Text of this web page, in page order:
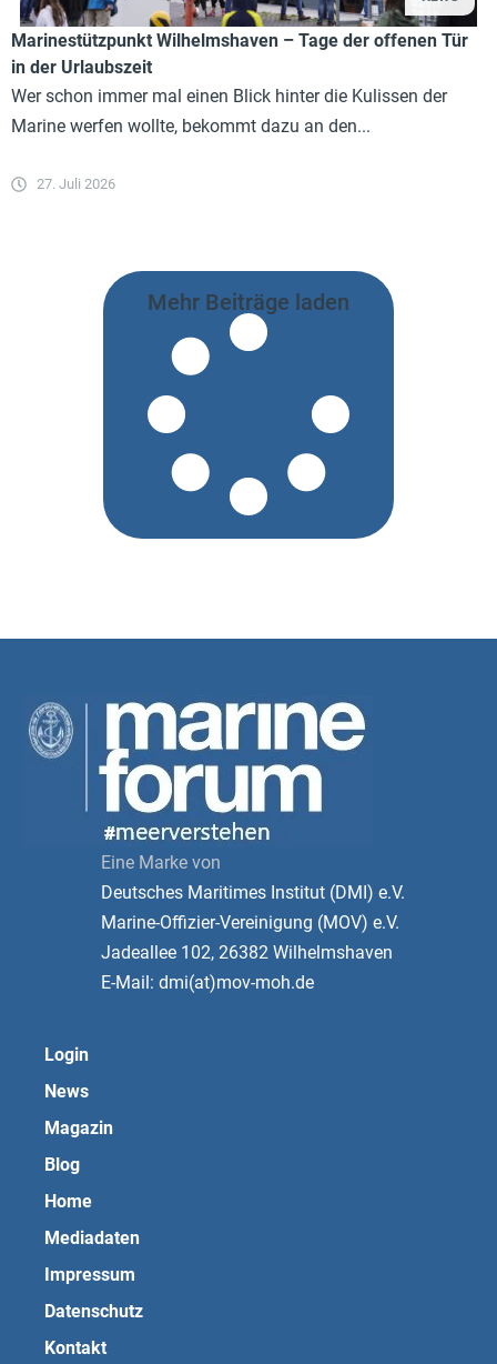
Marinestützpunkt Wilhelmshaven – Tage der offenen Tür
in der Urlaubszeit
Wer schon immer mal einen Blick hinter die Kulissen der
Marine werfen wollte, bekommt dazu an den...
27. Juli 2026
Mehr Beiträge laden
Eine Marke von
Deutsches Maritimes Institut (DMI) e.V.
Marine-Offizier-Vereinigung (MOV) e.V.
Jadeallee 102, 26382 Wilhelmshaven
E-Mail: dmi(at)mov-moh.de
Login
News
Magazin
Blog
Home
Mediadaten
Impressum
Datenschutz
Kontakt